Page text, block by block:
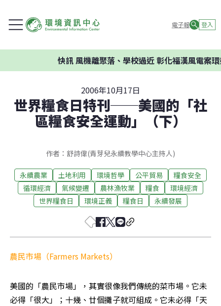
電子報 登入
快訊風機離聚落、學校過近 彰化福漢風電案環委
2006年10月17日
世界糧食日特刊──美國的「社
區糧食安全運動」（下）
作者：舒詩偉(青芽兒永續教學中心主持人)
永續農業 土地利用 環境哲學 公平貿易
糧食安全
循環經濟
氣候變遷 農林漁牧業 糧食
環境經濟
世界糧食日
環境正義 糧食日 永續發展
農民市場（Farmers Markets）
美國的「農民市場」，其實很像我們傳統的菜市場。它未
必得「很大」；十幾、廿個攤子就可組成。它未必得「天